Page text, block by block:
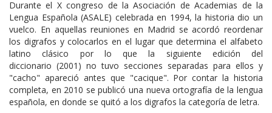
Durante el X congreso de la Asociación de Academias de la
Lengua Española (ASALE) celebrada en 1994, la historia dio un
vuelco. En aquellas reuniones en Madrid se acordó reordenar
los digrafos y colocarlos en el lugar que determina el alfabeto
latino clásico por lo que la siguiente edición del
diccionario (2001) no tuvo secciones separadas para ellos y
"cacho" apareció antes que "cacique". Por contar la historia
completa, en 2010 se publicó una nueva ortografía de la lengua
española, en donde se quitó a los digrafos la categoría de letra.